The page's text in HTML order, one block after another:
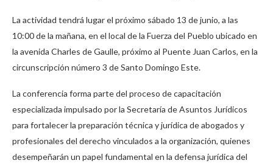
La actividad tendrá lugar el próximo sábado 13 de junio, a las
10:00 de la mañana, en el local de la Fuerza del Pueblo ubicado en
la avenida Charles de Gaulle, próximo al Puente Juan Carlos, en la
circunscripción número 3 de Santo Domingo Este.
La conferencia forma parte del proceso de capacitación
especializada impulsado por la Secretaría de Asuntos Jurídicos
para fortalecer la preparación técnica y jurídica de abogados y
profesionales del derecho vinculados a la organización, quienes
desempeñarán un papel fundamental en la defensa jurídica del